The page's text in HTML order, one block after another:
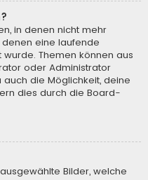
in denen nicht mehr
eine laufende
Themen können aus
oder Administrator
die Möglichkeit, deine
dies durch die Board-
Bilder, welche